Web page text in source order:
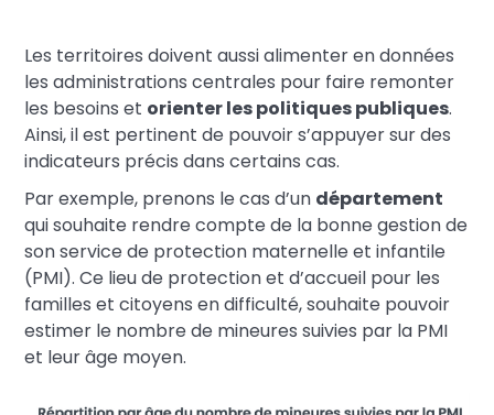
Les territoires doivent aussi alimenter en données
les administrations centrales pour faire remonter
les besoins et orienter les politiques publiques.
Ainsi, il est pertinent de pouvoir s’appuyer sur des
indicateurs précis dans certains cas.
Par exemple, prenons le cas d’un département
qui souhaite rendre compte de la bonne gestion de
son service de protection maternelle et infantile
(PMI). Ce lieu de protection et d’accueil pour les
familles et citoyens en difficulté, souhaite pouvoir
estimer le nombre de mineures suivies par la PMI
et leur âge moyen.